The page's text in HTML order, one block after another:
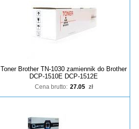
Toner Brother TN-1030 zamiennik do Brother
DCP-1510E DCP-1512E
Cena brutto: 27.05 zł